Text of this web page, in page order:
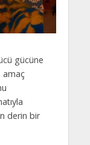
gücüne
amaç
derin bir